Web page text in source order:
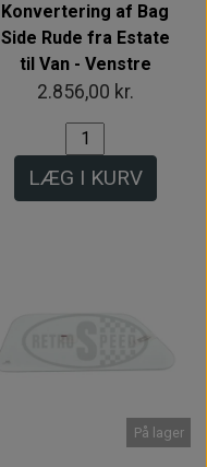
Konvertering af Bag
Side Rude fra Estate
til Van - Venstre
2.856,00 kr.
LÆG I KURV
På lager